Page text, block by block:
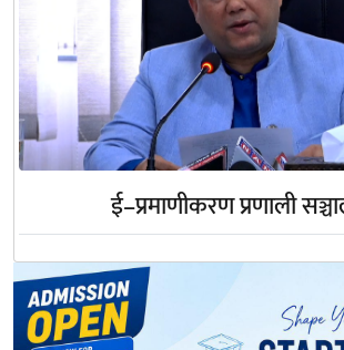
ई–प्रमाणीकरण प्रणाली